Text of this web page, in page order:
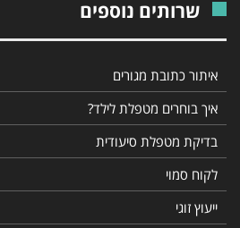
שרותים נוספים
איתור כתובת מגורים
איך בוחרים מטפלת לילד?
בדיקת מטפלת סיעודית
לקוח סמוי
ייעוץ זוגי